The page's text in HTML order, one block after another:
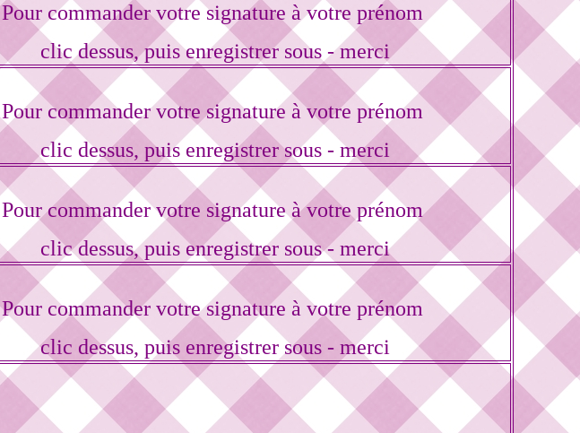
Pour commander votre signature à votre prénom
clic dessus, puis enregistrer sous - merci
Pour commander votre signature à votre prénom
clic dessus, puis enregistrer sous - merci
Pour commander votre signature à votre prénom
clic dessus, puis enregistrer sous - merci
Pour commander votre signature à votre prénom
clic dessus, puis enregistrer sous - merci